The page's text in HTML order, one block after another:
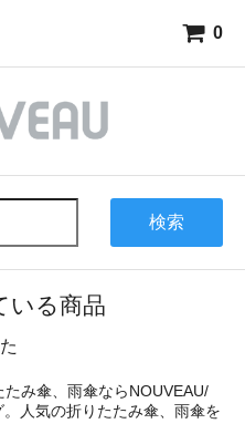
0
検索
いる商品
み傘、雨傘ならNOUVEAU/
人気の折りたたみ傘、雨傘を